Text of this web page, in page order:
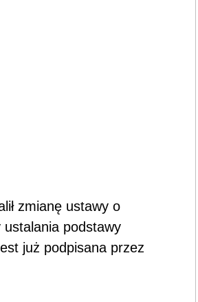
zmianę ustawy o
ustalania podstawy
już podpisana przez